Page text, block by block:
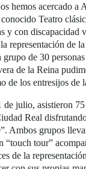
hemos acercado a
Teatro
y con discapacidad
representación de
de 30
de la Reina
de los entresijos de
de julio, asistieron 75
Real
Ambos grupos
“touch tour”
de la